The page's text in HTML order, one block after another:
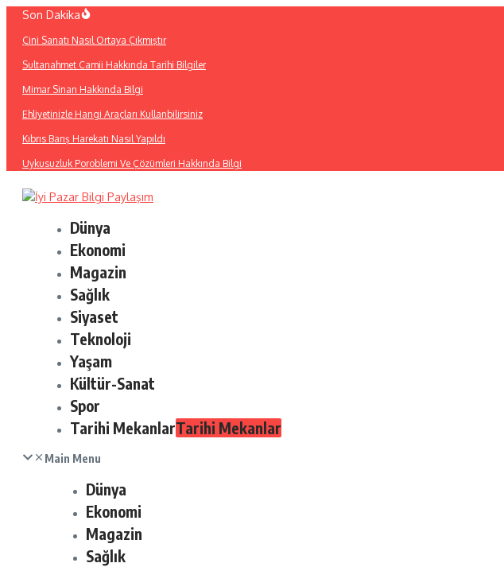
İçeriğe
Son Dakika
Çini Sanatı Nasıl Ortaya Çıkmıştır
Sultanahmet Camii Hakkında Tarihi Bilgiler
Mimar Sinan Hakkında Bilgi
Ehliyetinizle Hangi Araçları Kullanbilirsiniz
Kıbrıs Barış Harekatı Nasıl Yapıldı
Uykusuzluk Poroblemi Ve Çözümleri Hakkında Bilgi
Dünya
Ekonomi
Magazin
Sağlık
Siyaset
Teknoloji
Yaşam
Kültür-Sanat
Spor
Tarihi MekanlarTarihi Mekanlar
Main Menu
Dünya
Ekonomi
Magazin
Sağlık